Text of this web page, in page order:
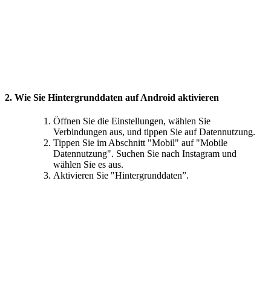
2. Wie Sie Hintergrunddaten auf Android aktivieren
Öffnen Sie die Einstellungen, wählen Sie
Verbindungen aus, und tippen Sie auf Datennutzung.
Tippen Sie im Abschnitt "Mobil" auf "Mobile
Datennutzung". Suchen Sie nach Instagram und
wählen Sie es aus.
Aktivieren Sie "Hintergrunddaten”.